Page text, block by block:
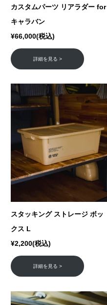
カスタムパーツ リアラダー for
キャラバン
¥66,000(税込)
詳細を見る >
スタッキング ストレージ ボッ
クス L
¥2,200(税込)
詳細を見る >